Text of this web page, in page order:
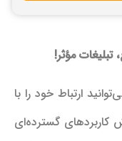
تبلیغات مؤثر!
ارتباط خود را با
کاربردهای گسترده‌ای